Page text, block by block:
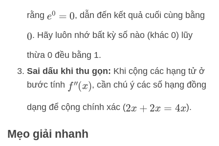
rằng e0 =0 , dẫn đến kết quả cuối cùng bằng
0. Hãy luôn nhớ bất kỳ số nào (khác 0) lũy
thừa 0 đều bằng 1.
Sai dấu khi thu gọn: Khi cộng các hạng tử ở
bước tính f″(x) , cần chú ý các số hạng đồng
dạng để cộng chính xác (2x +2 x= 4x ).
Mẹo giải nhanh